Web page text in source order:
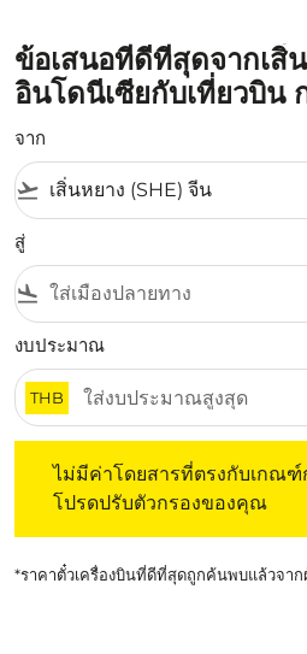
ข้อเสนอที่ดีที่สุดจากเสิ่
อินโดนีเซียกับเที่ยวบิน
จาก
flight_takeoff
สู่
flight_land
งบประมาณ
THB
ไม่มีค่าโดยสารที่ตรงกับเกณ
โปรดปรับตัวกรองของคุณ
*ราคาตั๋วเครื่องบินที่ดีที่สุดถูกค้นพบแล้วจา